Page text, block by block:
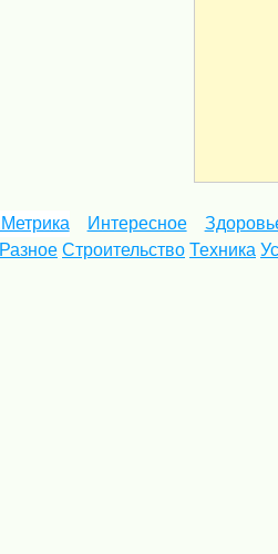
Интересное
Разное Строительство Техника